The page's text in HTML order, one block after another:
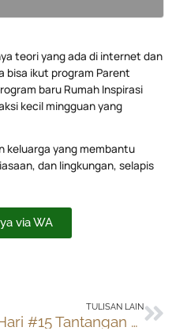
teori yang ada di internet dan
bisa ikut program Parent
baru Rumah Inspirasi
kecil mingguan yang
keluarga yang membantu
dan lingkungan, selapis
via WA
TULISAN LAIN
Hari #15 Tantangan Klub Oase